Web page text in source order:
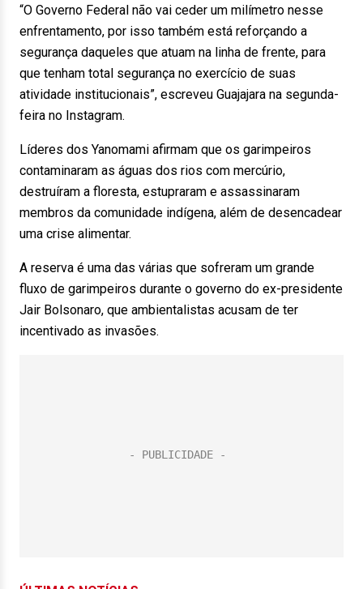
“O Governo Federal não vai ceder um milímetro nesse
enfrentamento, por isso também está reforçando a
segurança daqueles que atuam na linha de frente, para
que tenham total segurança no exercício de suas
atividade institucionais”, escreveu Guajajara na segunda-
feira no Instagram.
Líderes dos Yanomami afirmam que os garimpeiros
contaminaram as águas dos rios com mercúrio,
destruíram a floresta, estupraram e assassinaram
membros da comunidade indígena, além de desencadear
uma crise alimentar.
A reserva é uma das várias que sofreram um grande
fluxo de garimpeiros durante o governo do ex-presidente
Jair Bolsonaro, que ambientalistas acusam de ter
incentivado as invasões.